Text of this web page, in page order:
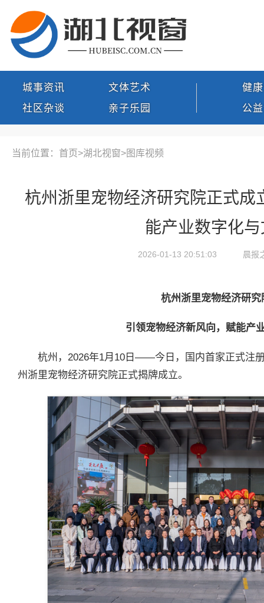
城事资讯
社区杂谈
文体艺术
亲子乐园
健
公
当前位置：首页>湖北视窗>图库视频
杭州浙里宠物经济研究院正式成
能产业数字化
2026-01-13 20:51:03 晨报
杭州浙里宠物经济研究
引领宠物经济新风向，赋能产
杭州，2026年1月10日——今日，国内首家正式注
州浙里宠物经济研究院正式揭牌成立。